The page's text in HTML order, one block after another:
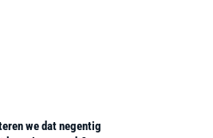
we dat negentig